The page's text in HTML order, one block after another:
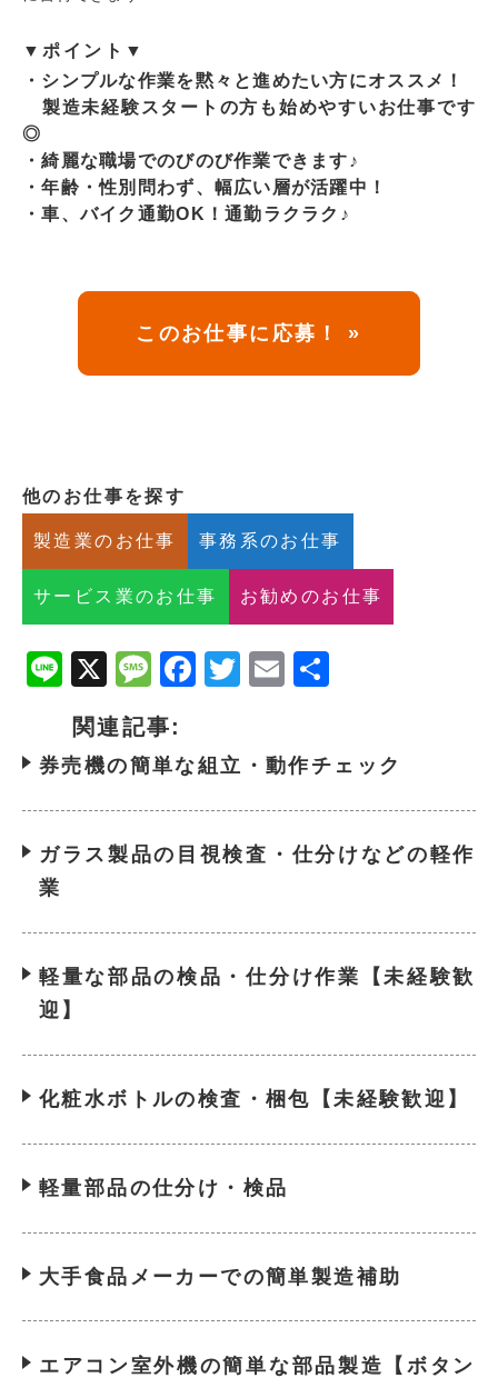
▼ポイント▼
・シンプルな作業を黙々と進めたい方にオススメ！
製造未経験スタートの方も始めやすいお仕事です
◎
・綺麗な職場でのびのび作業できます♪
・年齢・性別問わず、幅広い層が活躍中！
・車、バイク通勤OK！通勤ラクラク♪
このお仕事に応募！ »
他のお仕事を探す
製造業のお仕事 事務系のお仕事
サービス業のお仕事 お勧めのお仕事
Line
X Message
Facebook
Twitter
Email
関連記事:
券売機の簡単な組立・動作チェック
ガラス製品の目視検査・仕分けなどの軽作
業
軽量な部品の検品・仕分け作業【未経験歓
迎】
化粧水ボトルの検査・梱包【未経験歓迎】
軽量部品の仕分け・検品
大手食品メーカーでの簡単製造補助
エアコン室外機の簡単な部品製造【ボタン